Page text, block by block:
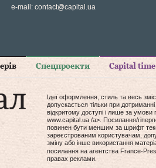
e-mail: contact@capital.ua
Спецпроекти Capital time
Ідеї оформлення, стиль та весь
допускається тільки при
відкритому доступі і лише за
www.capital.ua /a>. Посилання/
повинен бути меншим за шрифт
зареєстрованим користувачам,
зміну або інше використання
посилання на агентства France-
правах реклами.